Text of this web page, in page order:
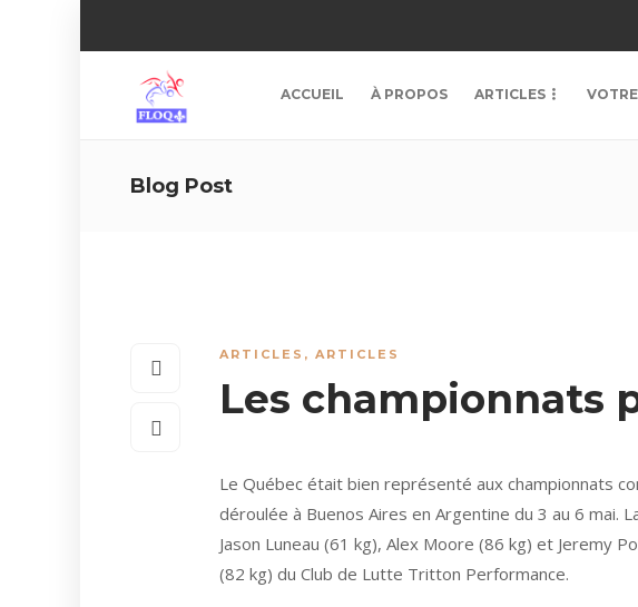
ACCUEIL À PROPOS ARTICLES
Blog Post
ARTICLES , ARTICLES
Les championnats
Le Québec était bien représenté aux championnats
déroulée à Buenos Aires en Argentine du 3 au 6
Jason Luneau (61 kg), Alex Moore (86 kg) et Jeremy
(82 kg) du Club de Lutte Tritton Performance.